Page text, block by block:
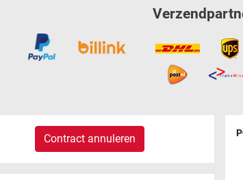
Contract annuleren